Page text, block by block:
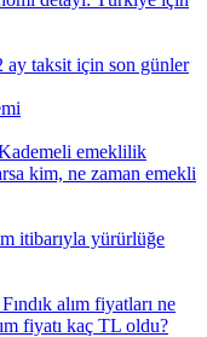
ay taksit için son günler
emeklilik
kim, ne zaman emekli
itibarıyla yürürlüğe
alım fiyatları ne
fiyatı kaç TL oldu?